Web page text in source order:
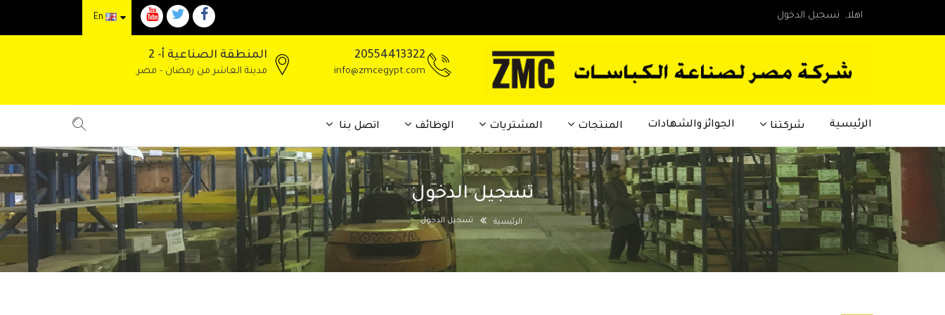
اهلا, تسجيل الدخول
20554413322
info@zmcegypt.com
المنطقة الصناعية أ- 2
مدينة العاشر من رمضان - مصر.
الرئيسية شركتنا الجوائز والشهادات المنتجات المشتريات الوظائف اتصل بنا
تسجيل الدخول
الرئيسية تسجيل الدخول